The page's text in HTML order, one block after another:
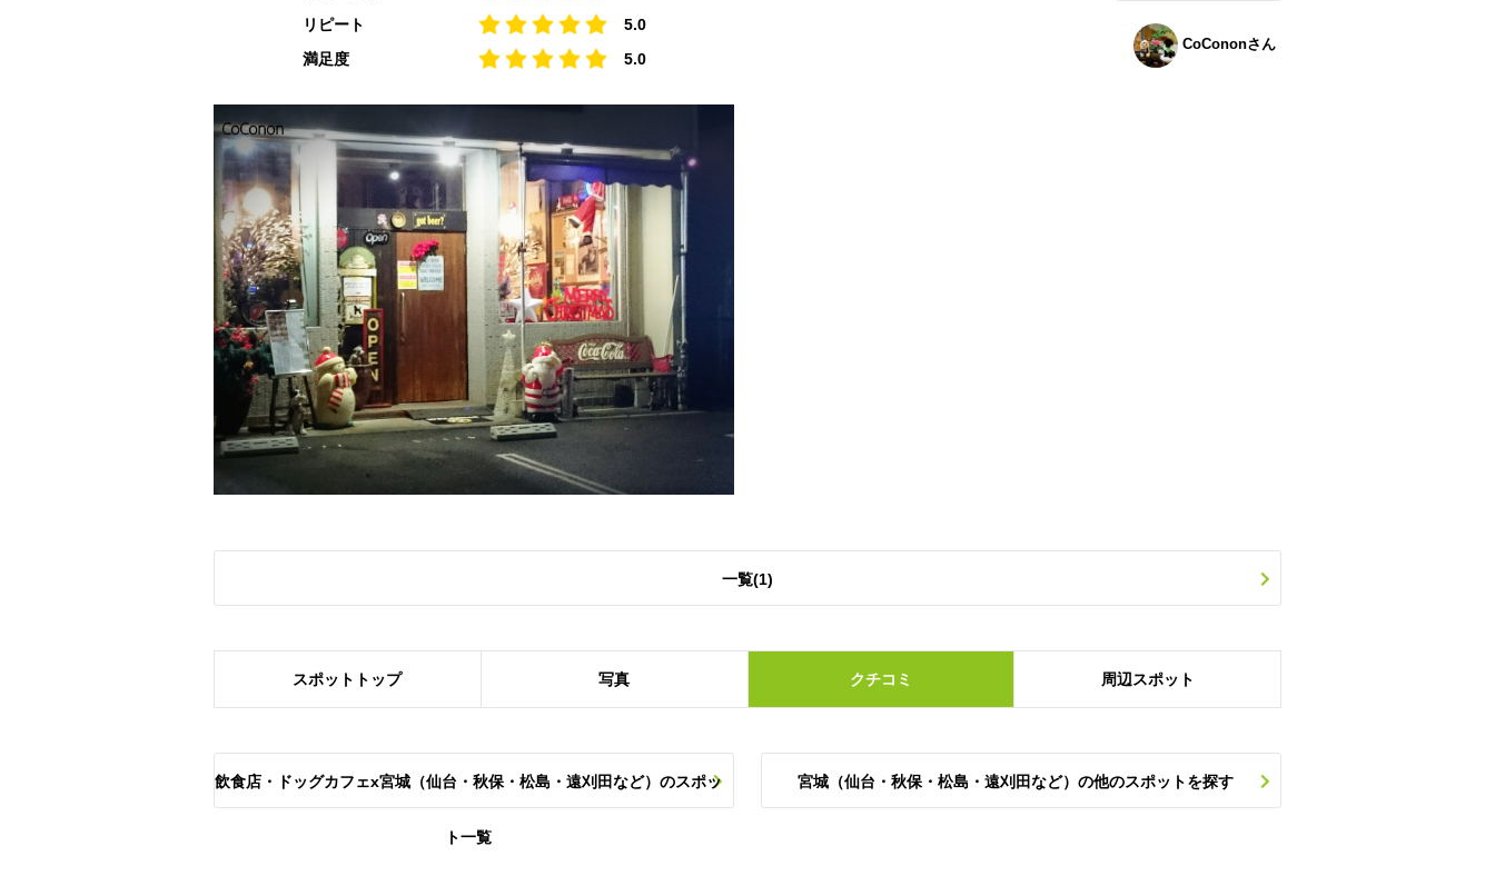
リピート
5.0
満足度
5.0
CoCononさん
一覧(1)
スポット トップ 写真 クチコミ 周辺スポット
飲食店・ドッグカフェx宮城（仙台・秋保・松島・遠刈田など）のスポッ
ト一覧
宮城（仙台・秋保・松島・遠刈田など）の他のスポットを探す